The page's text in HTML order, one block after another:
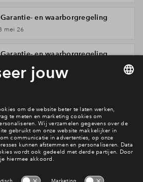
en waarborgregeling
mei 26
en waarborgregeling
en waarborgregeling